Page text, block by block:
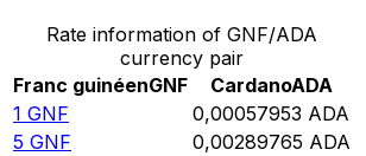
Rate information of GNF/ADA
currency pair
Franc guinéenGNF CardanoADA
1 GNF 0,00057953 ADA
5 GNF 0,00289765 ADA